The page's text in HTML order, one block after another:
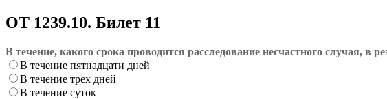
ОТ 1239.10. Билет 11
В течение, какого срока проводится расследование несчастного случая, в
В течение пятнадцати дней
В течение трех дней
В течение суток